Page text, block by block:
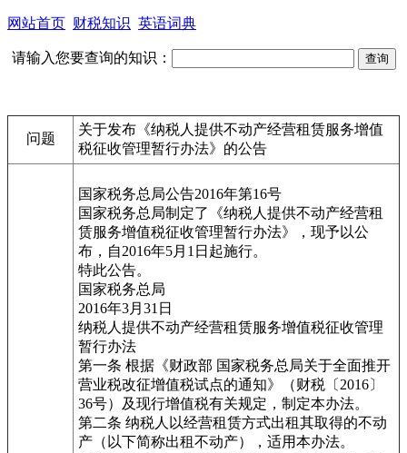
网站首页 财税知识 英语词典
请输入您要查询的知识：
问题
关于发布《纳税人提供不动产经营租赁服务增值
税征收管理暂行办法》的公告
国家税务总局公告2016年第16号
国家税务总局制定了《纳税人提供不动产经营租
赁服务增值税征收管理暂行办法》，现予以公
布，自2016年5月1日起施行。
特此公告。
国家税务总局
2016年3月31日
纳税人提供不动产经营租赁服务增值税征收管理
暂行办法
第一条 根据《财政部 国家税务总局关于全面推开
营业税改征增值税试点的通知》（财税〔2016〕
36号）及现行增值税有关规定，制定本办法。
第二条 纳税人以经营租赁方式出租其取得的不动
产（以下简称出租不动产），适用本办法。